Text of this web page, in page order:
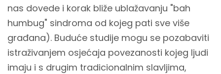
nas dovede i korak bliže ublažavanju "bah
humbug" sindroma od kojeg pati sve više
građana). Buduće studije mogu se pozabaviti
istraživanjem osjećaja povezanosti kojeg ljudi
imaju i s drugim tradicionalnim slavljima,